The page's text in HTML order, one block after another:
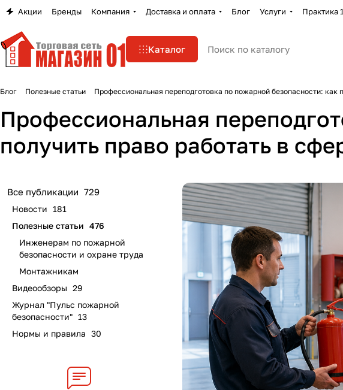
Акции Бренды Компания Доставка и оплата Блог Услуги Практика
Каталог
Блог Полезные статьи Профессиональная переподготовка по пожарной безопасности:
Профессиональная
получить право работать в
Все публикации 729
Новости 181
Полезные статьи 476
Инженерам по пожарной
безопасности и охране труда
Монтажникам
Видеообзоры 29
Журнал "Пульс пожарной
безопасности" 13
Нормы и правила 30